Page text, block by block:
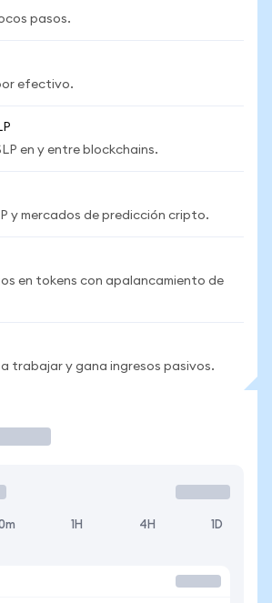
pasos.
efectivo.
en y entre blockchains.
y mercados de predicción cripto.
en tokens con apalancamiento de
trabajar y gana ingresos pasivos.
1H 4H 1D